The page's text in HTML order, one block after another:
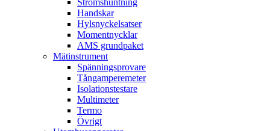
Handskar
Hylsnyckelsatser
Momentnycklar
AMS grundpaket
Mätinstrument
Spänningsprovare
Tångamperemeter
Isolationstestare
Multimeter
Termo
Övrigt